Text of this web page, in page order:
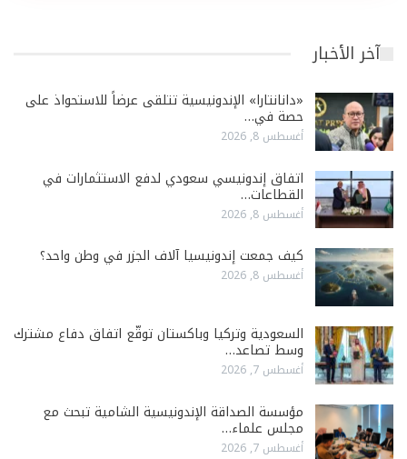
آخر الأخبار
«دانانتارا» الإندونيسية تتلقى عرضاً للاستحواذ على
حصة في…
أغسطس 8, 2026
اتفاق إندونيسي سعودي لدفع الاستثمارات في
القطاعات…
أغسطس 8, 2026
كيف جمعت إندونيسيا آلاف الجزر في وطن واحد؟
أغسطس 8, 2026
السعودية وتركيا وباكستان توقّع اتفاق دفاع مشترك
وسط تصاعد…
أغسطس 7, 2026
مؤسسة الصداقة الإندونيسية الشامية تبحث مع
مجلس علماء…
أغسطس 7, 2026